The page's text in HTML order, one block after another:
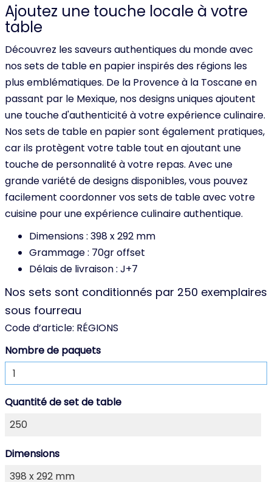
Ajoutez une touche locale à votre
table
Découvrez les saveurs authentiques du monde avec
nos sets de table en papier inspirés des régions les
plus emblématiques. De la Provence à la Toscane en
passant par le Mexique, nos designs uniques ajoutent
une touche d'authenticité à votre expérience culinaire.
Nos sets de table en papier sont également pratiques,
car ils protègent votre table tout en ajoutant une
touche de personnalité à votre repas. Avec une
grande variété de designs disponibles, vous pouvez
facilement coordonner vos sets de table avec votre
cuisine pour une expérience culinaire authentique.
Dimensions : 398 x 292 mm
Grammage : 70gr offset
Délais de livraison : J+7
Nos sets sont conditionnés par 250 exemplaires
sous fourreau
Code d’article: RÉGIONS
Nombre de paquets
Quantité de set de table
Dimensions